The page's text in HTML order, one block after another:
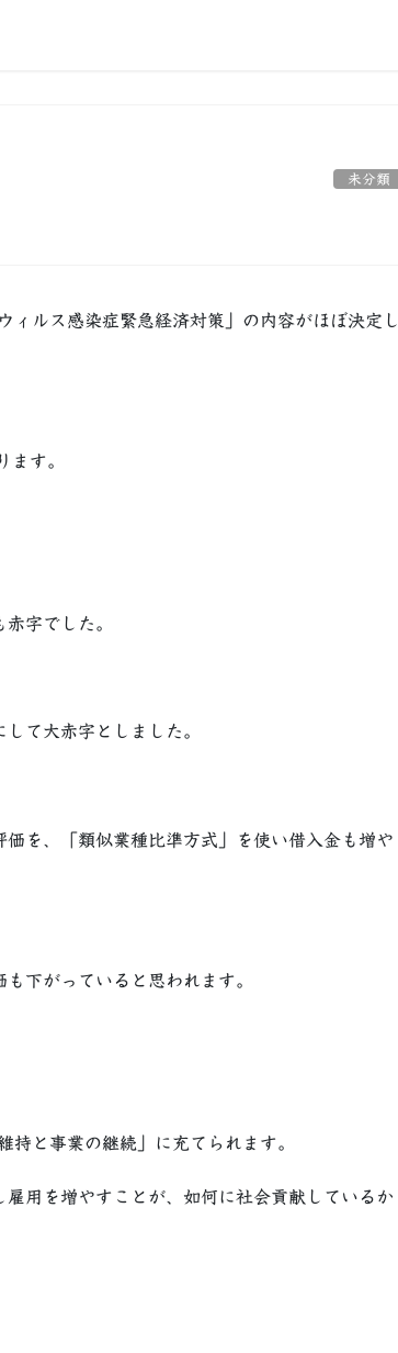
未分類
ルス感染症緊急経済対策」の内容がほぼ決定し
ます。
字でした。
て大赤字としました。
を、「類似業種比準方式」を使い借入金も増や
下がっていると思われます。
と事業の継続」に充てられます。
用を増やすことが、如何に社会貢献しているか